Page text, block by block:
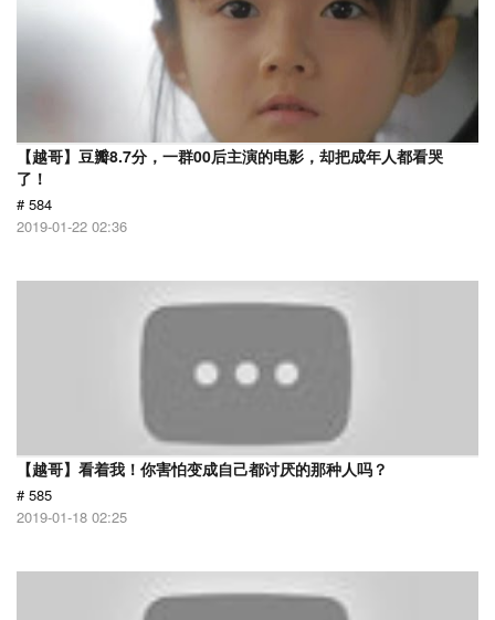
【越哥】豆瓣8.7分，一群00后主演的电影，却把成年人都看哭
了！
# 584
2019-01-22 02:36
【越哥】看着我！你害怕变成自己都讨厌的那种人吗？
# 585
2019-01-18 02:25